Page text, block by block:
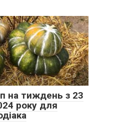
0
на тиждень з 23
року для